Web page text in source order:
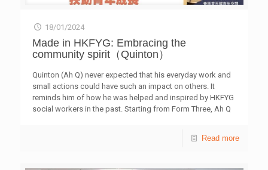
研究結果，超過四成半（45.6%）學生同意網絡欺凌在社交
網絡日益發達，網絡欺凌及「起底」情況只會持續，反映他
們對未來資訊環境未抱樂觀態度，以及應對網絡欺凌的重要
性。在Project MAIL眾多課程中，學生表示最實用的是「欺
凌與安全」，從中學習到怎樣分辨「開玩笑」及「欺凌」，
並認識了相關的應對措施。有教師指出現今AI等新興科技發
展神速，卻缺乏足夠的相關師資及培訓，擔憂追不上發展進
程而未能應付日後的教學挑戰。 香港青年協會督導主任余
艷芳表示，近年元宇宙、AI等新興科技受到社會關注，惟當
功課，引發學習問題；還有加密貨幣帶來投資風險等，可見
18/01/2024
Made in HKFYG: Embracing the
community spirit（Quinton）
Quinton (Ah Q) never expected that his everyday work and
small actions could have such an impact on others. It
reminds him of how he was helped and inspired by HKFYG
social workers in the past. Starting from Form Three, Ah Q
dedicated a total of 10 years to HKFYG, including both his
Read more